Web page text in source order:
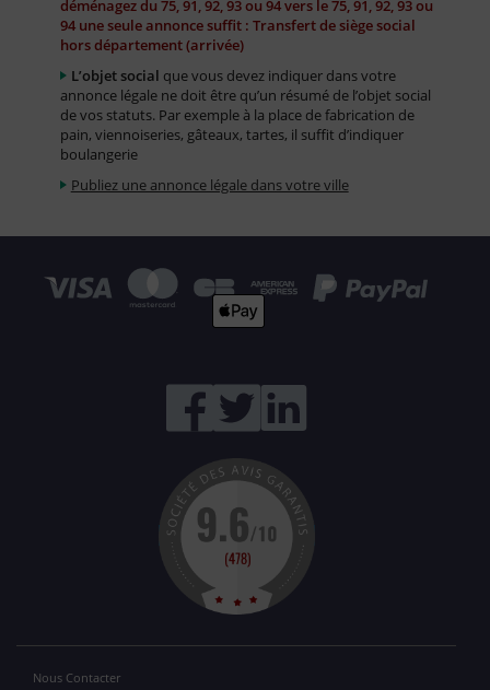
déménagez du 75, 91, 92, 93 ou 94 vers le 75, 91, 92, 93 ou
94 une seule annonce suffit : Transfert de siège social
hors département (arrivée)
L’objet social que vous devez indiquer dans votre
annonce légale ne doit être qu’un résumé de l’objet social
de vos statuts. Par exemple à la place de fabrication de
pain, viennoiseries, gâteaux, tartes, il suffit d’indiquer
boulangerie
Publiez une annonce légale dans votre ville
Nous Contacter